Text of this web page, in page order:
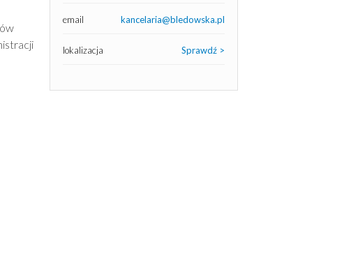
email kancelaria@bledowska.pl
lokalizacja Sprawdź >